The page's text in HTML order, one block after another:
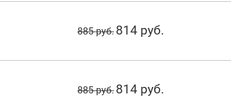
885 руб. 814 руб.
885 руб. 814 руб.